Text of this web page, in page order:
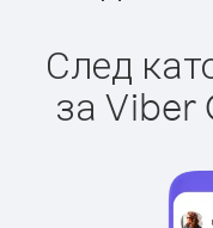
След
за Viber